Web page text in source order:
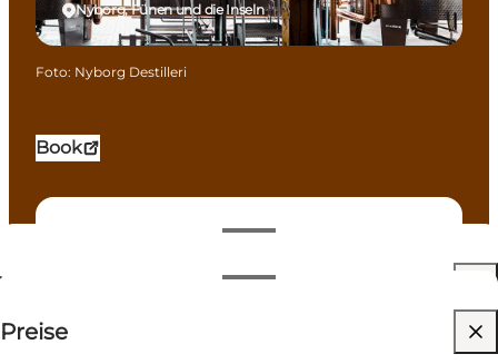
Book
Termine und Uhrzeiten
Termine und Uhrzeiten
Nach Monat filtern
Preise
Nyborg, Fünen und die Inseln
Foto: Nyborg Destilleri